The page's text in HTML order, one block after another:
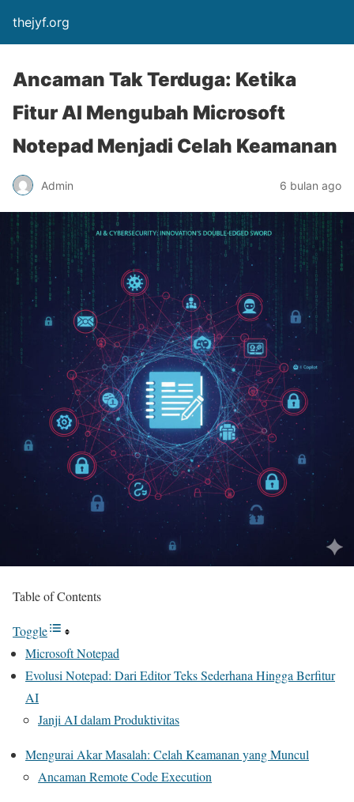
thejyf.org
Ancaman Tak Terduga: Ketika
Fitur AI Mengubah Microsoft
Notepad Menjadi Celah Keamanan
Admin 6 bulan ago
Table of Contents
Toggle
Microsoft Notepad
Evolusi Notepad: Dari Editor Teks Sederhana Hingga Berfitur
AI
Janji AI dalam Produktivitas
Mengurai Akar Masalah: Celah Keamanan yang Muncul
Ancaman Remote Code Execution